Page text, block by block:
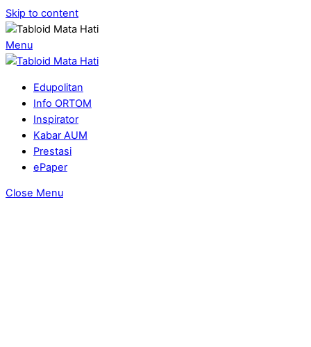
Skip to content
Menu
Edupolitan
Info ORTOM
Inspirator
Kabar AUM
Prestasi
ePaper
Close Menu